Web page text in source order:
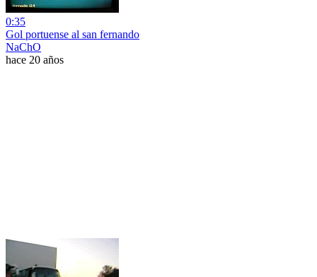
0:35
Gol portuense al san fernando
NaChO
hace 20 años